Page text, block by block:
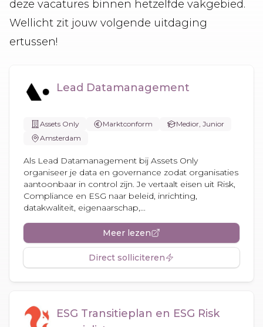
deze vacatures binnen hetzelfde vakgebied.
Wellicht zit jouw volgende uitdaging
ertussen!
Lead Datamanagement
Assets Only Marktconform
Medior, Junior
Amsterdam
Als Lead Datamanagement bij Assets Only
organiseer je data en governance zodat organisaties
aantoonbaar in control zijn. Je vertaalt eisen uit Risk,
Compliance en ESG naar beleid, inrichting,
datakwaliteit, eigenaarschap,...
Meer lezen
Direct solliciteren
ESG Transitieplan en ESG Risk